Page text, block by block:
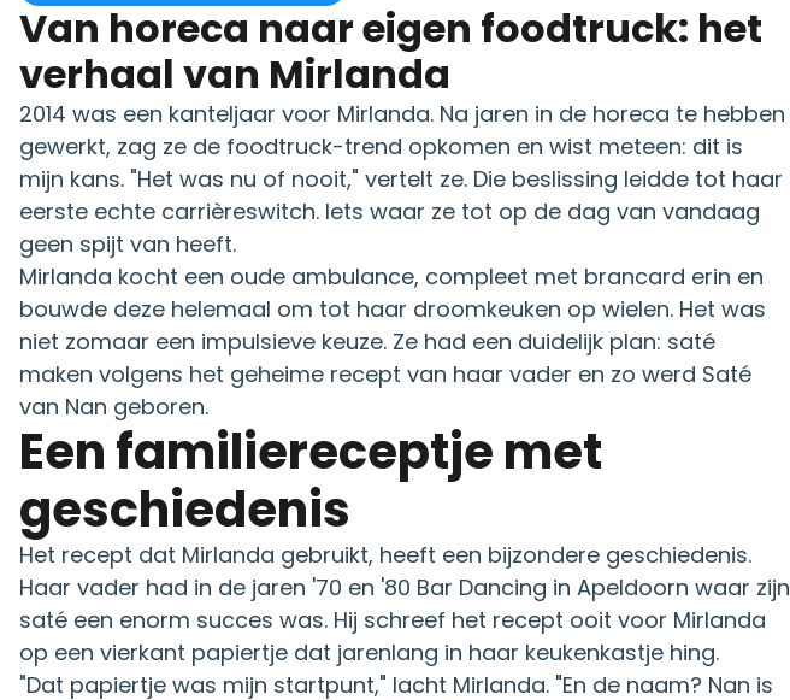
Van horeca naar eigen foodtruck: het
verhaal van Mirlanda
2014 was een kanteljaar voor Mirlanda. Na jaren in de horeca te hebben
gewerkt, zag ze de foodtruck-trend opkomen en wist meteen: dit is
mijn kans. "Het was nu of nooit," vertelt ze. Die beslissing leidde tot haar
eerste echte carrièreswitch. Iets waar ze tot op de dag van vandaag
geen spijt van heeft.
Mirlanda kocht een oude ambulance, compleet met brancard erin en
bouwde deze helemaal om tot haar droomkeuken op wielen. Het was
niet zomaar een impulsieve keuze. Ze had een duidelijk plan: saté
maken volgens het geheime recept van haar vader en zo werd Saté
van Nan geboren.
Een familiereceptje met
geschiedenis
Het recept dat Mirlanda gebruikt, heeft een bijzondere geschiedenis.
Haar vader had in de jaren '70 en '80 Bar Dancing in Apeldoorn waar zijn
saté een enorm succes was. Hij schreef het recept ooit voor Mirlanda
op een vierkant papiertje dat jarenlang in haar keukenkastje hing.
"Dat papiertje was mijn startpunt," lacht Mirlanda. "En de naam? Nan is